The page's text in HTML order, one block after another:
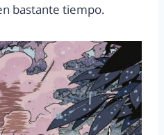
bastante tiempo.